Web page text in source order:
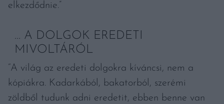
elkezdődnie.”
… A DOLGOK EREDETI
MIVOLTÁRÓL
“A világ az eredeti dolgokra kíváncsi, nem a
kópiákra. Kadarkából, bakatorból, szerémi
zöldből tudunk adni eredetit, ebben benne van